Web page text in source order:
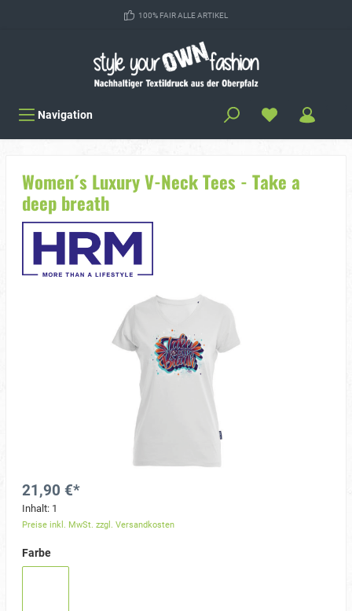
100% FAIR ALLE ARTIKEL
Navigation
Women´s Luxury V-Neck Tees - Take a
deep breath
21,90 €*
Inhalt: 1
Preise inkl. MwSt. zzgl. Versandkosten
Farbe